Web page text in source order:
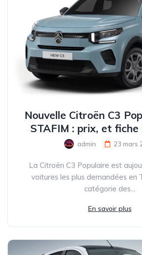
Nouvelle Citroën C3
STAFIM : prix, et
admin 23 mars
La Citroën C3 Populaire est
voitures les plus demandées en
catégorie des...
En savoir plus